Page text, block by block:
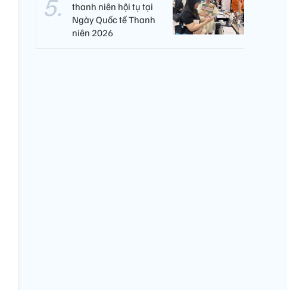
thanh niên hội tụ tại
Ngày Quốc tế Thanh
niên 2026